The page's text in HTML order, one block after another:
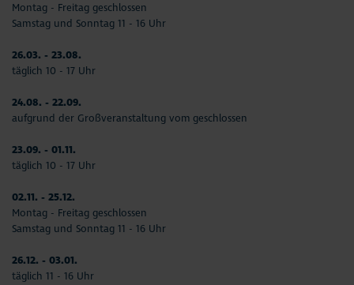
Montag - Freitag geschlossen
Samstag und Sonntag 11 - 16 Uhr
26.03. - 23.08.
täglich 10 - 17 Uhr
24.08. - 22.09.
aufgrund der Großveranstaltung vom geschlossen
23.09. - 01.11.
täglich 10 - 17 Uhr
02.11. - 25.12.
Montag - Freitag geschlossen
Samstag und Sonntag 11 - 16 Uhr
26.12. - 03.01.
täglich 11 - 16 Uhr